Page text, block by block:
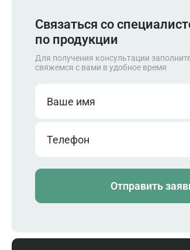
Связаться со
по продукции
Для получения консультации
свяжемся с вами в удобное время
Ваше имя
Телефон
Отправить